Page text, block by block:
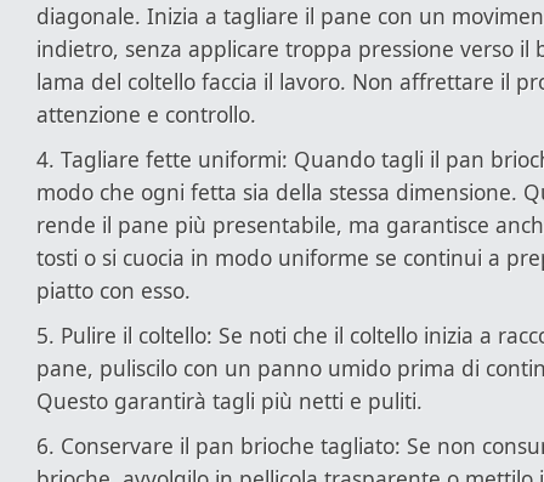
diagonale. Inizia a tagliare il pane con un
indietro, senza applicare troppa pressione verso il
lama del coltello faccia il lavoro. Non affrettare il
attenzione e controllo.
4. Tagliare fette uniformi: Quando tagli il pan
modo che ogni fetta sia della stessa dimensione.
rende il pane più presentabile, ma garantisce
tosti o si cuocia in modo uniforme se continui a
piatto con esso.
5. Pulire il coltello: Se noti che il coltello inizia a
pane, puliscilo con un panno umido prima di
Questo garantirà tagli più netti e puliti.
6. Conservare il pan brioche tagliato: Se non